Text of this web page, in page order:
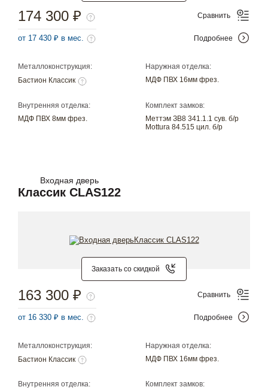
Металлоконструкция:
Бастион Классик
Наружная отделка:
МДФ ПВХ 16мм фрез.
Внутренняя отделка:
МДФ ПВХ 8мм фрез.
Комплект замков:
Меттэм ЗВ8 341.1.1 сув. б/р
Mottura 84.515 цил. б/р
174 300 ₽
от 17 430 ₽ в мес.
Сравнить
Подробнее
Входная дверь
Классик CLAS122
Заказать со скидкой
Металлоконструкция:
Бастион Классик
Наружная отделка:
МДФ ПВХ 16мм фрез.
Внутренняя отделка: Комплект замков:
163 300 ₽
от 16 330 ₽ в мес.
Сравнить
Подробнее